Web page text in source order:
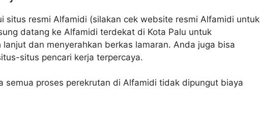
situs resmi Alfamidi (silakan cek website resmi Alfamidi untuk
datang ke Alfamidi terdekat di Kota Palu untuk
dan menyerahkan berkas lamaran. Anda juga bisa
situs pencari kerja terpercaya.
semua proses perekrutan di Alfamidi tidak dipungut biaya